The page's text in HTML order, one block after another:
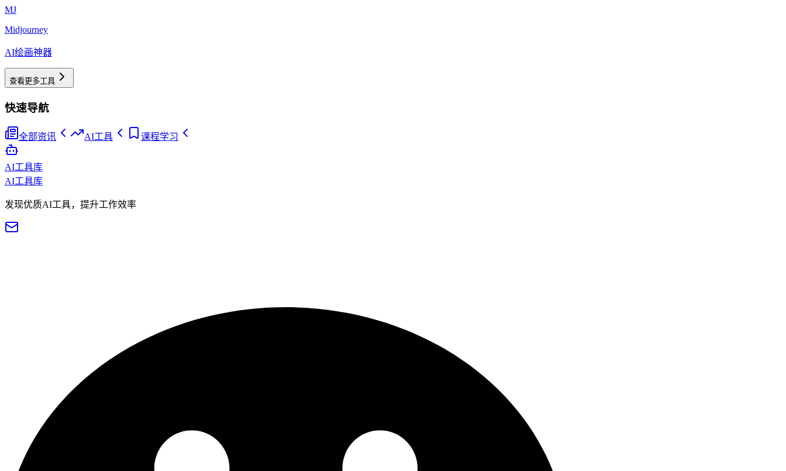
MJ
Midjourney
AI绘画神器
查看更多工具
快速导航
全部资讯 AI工具 课程学习
AI工具库
AI工具库
发现优质AI工具，提升工作效率